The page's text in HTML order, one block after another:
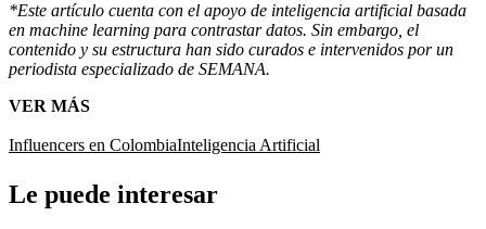
*Este artículo cuenta con el apoyo de inteligencia artificial basada
en machine learning para contrastar datos. Sin embargo, el
contenido y su estructura han sido curados e intervenidos por un
periodista especializado de SEMANA.
VER MÁS
Influencers en ColombiaInteligencia Artificial
Le puede interesar